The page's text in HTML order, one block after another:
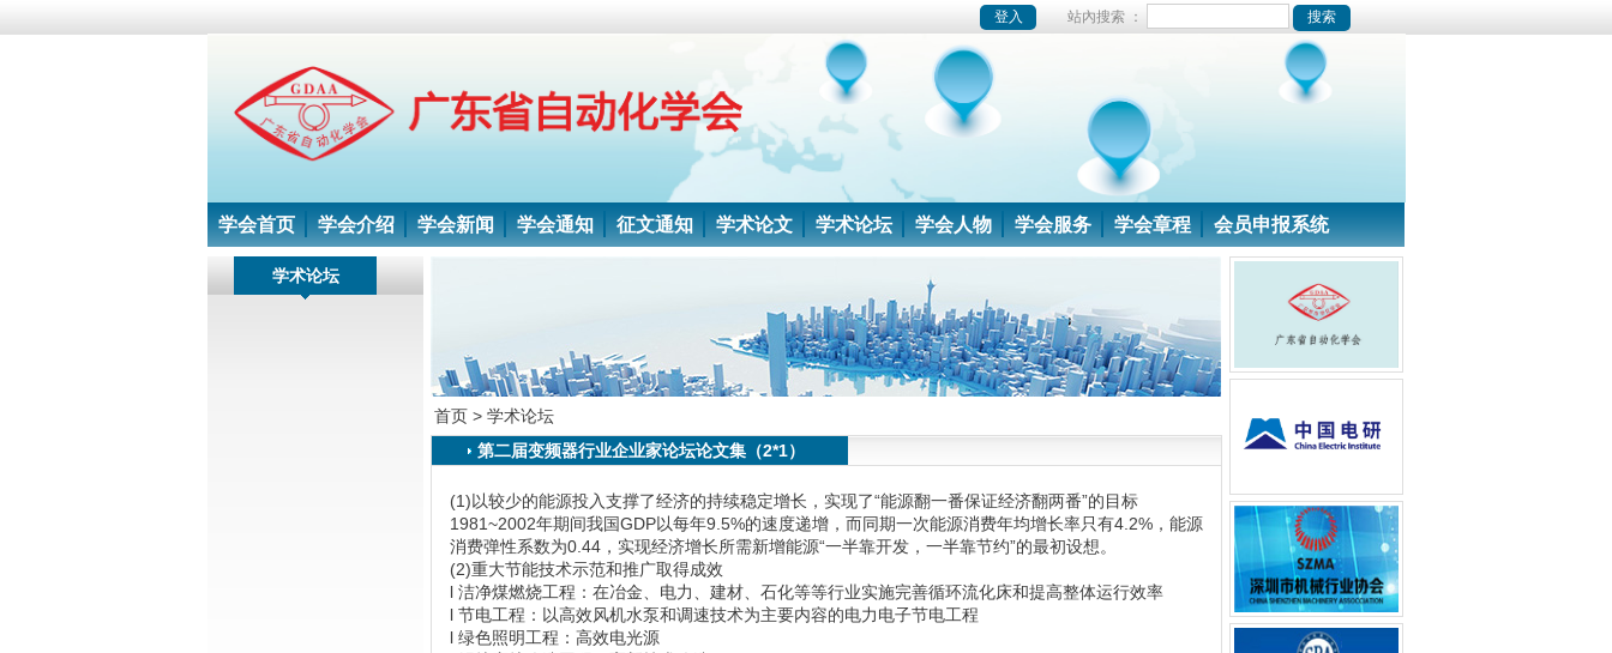
站內搜索 ：
学会首页 学会介绍 学会新闻 学会通知 征文通知 学术论文 学术论坛 学会人物 学会服务 学会章程 会员申报系统
学术论坛
首页 > 学术论坛
第二届变频器行业企业家论坛论文集（2*1）
(1)以较少的能源投入支撑了经济的持续稳定增长，实现了“能源翻一番保证经济翻两番”的目标
1981~2002年期间我国GDP以每年9.5%的速度递增，而同期一次能源消费年均增长率只有4.2%，能源
消费弹性系数为0.44，实现经济增长所需新增能源“一半靠开发，一半靠节约”的最初设想。
(2)重大节能技术示范和推广取得成效
l 洁净煤燃烧工程：在冶金、电力、建材、石化等等行业实施完善循环流化床和提高整体运行效率
l 节电工程：以高效风机水泵和调速技术为主要内容的电力电子节电工程
l 绿色照明工程：高效电光源